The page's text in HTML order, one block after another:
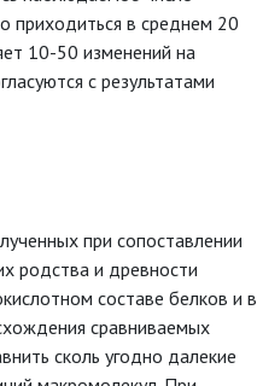
приходиться в среднем 20
10-50 изменений на
с результатами
при сопоставлении
родства и древности
составе белков и в
сравниваемых
сколь угодно далекие